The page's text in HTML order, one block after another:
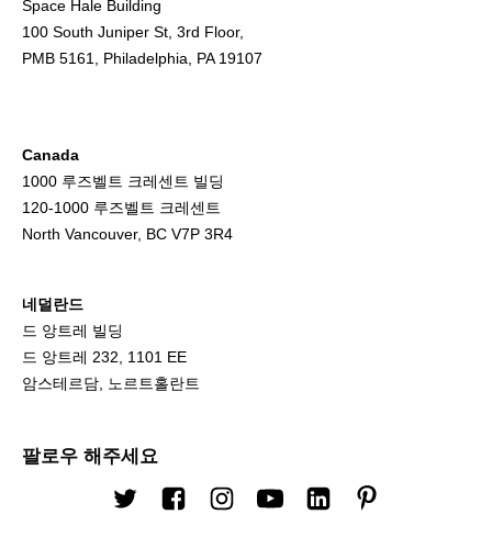
Space Hale Building
100 South Juniper St, 3rd Floor,
PMB 5161, Philadelphia, PA 19107
Canada
1000 루즈벨트 크레센트 빌딩
120-1000 루즈벨트 크레센트
North Vancouver, BC V7P 3R4
네덜란드
드 앙트레 빌딩
드 앙트레 232, 1101 EE
암스테르담, 노르트홀란트
팔로우 해주세요
트위터Facebook인스타그램
유튜브링크드 인